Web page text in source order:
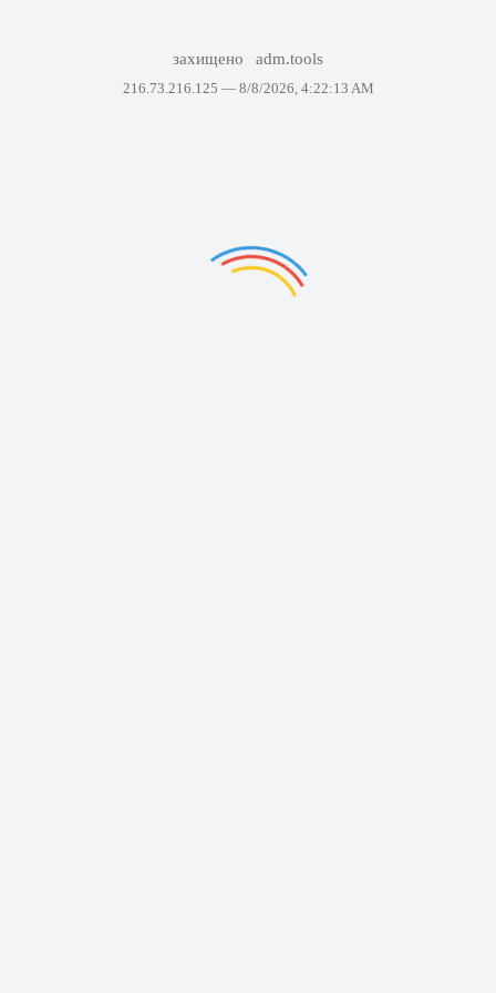
захищено adm.tools
216.73.216.125 — 8/8/2026, 4:22:13 AM